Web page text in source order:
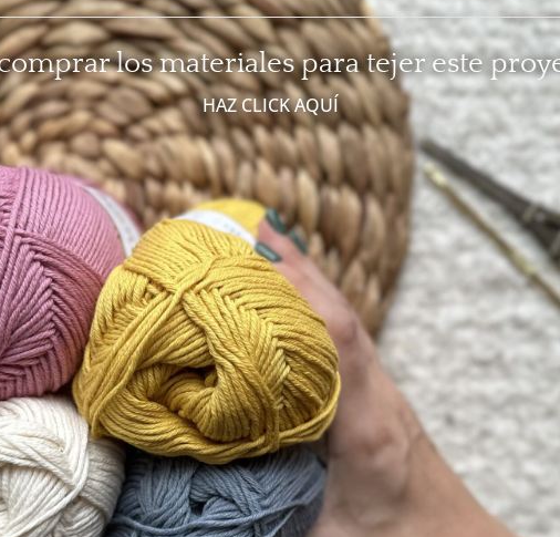
los materiales para tejer este
HAZ CLICK AQUÍ